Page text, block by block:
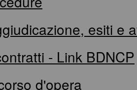
esiti e
- Link BDNCP
d'opera